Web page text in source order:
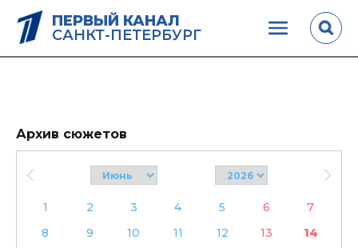
ПЕРВЫЙ КАНАЛ
САНКТ-ПЕТЕРБУРГ
Архив сюжетов
1 2 3 4 5 6
7
8
9 10 11 12 13
14